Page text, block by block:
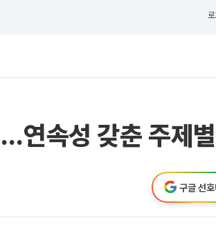
로
연속성 갖춘 주제
구글 선